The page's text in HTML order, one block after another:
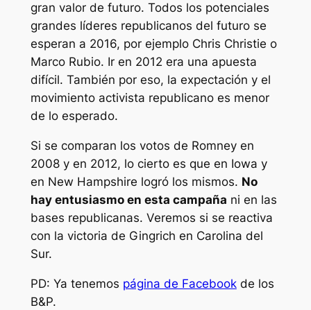
gran valor de futuro. Todos los potenciales
grandes líderes republicanos del futuro se
esperan a 2016, por ejemplo Chris Christie o
Marco Rubio. Ir en 2012 era una apuesta
difícil. También por eso, la expectación y el
movimiento activista republicano es menor
de lo esperado.
Si se comparan los votos de Romney en
2008 y en 2012, lo cierto es que en Iowa y
en New Hampshire logró los mismos. No
hay entusiasmo en esta campaña ni en las
bases republicanas. Veremos si se reactiva
con la victoria de Gingrich en Carolina del
Sur.
PD: Ya tenemos página de Facebookde los
B&P.